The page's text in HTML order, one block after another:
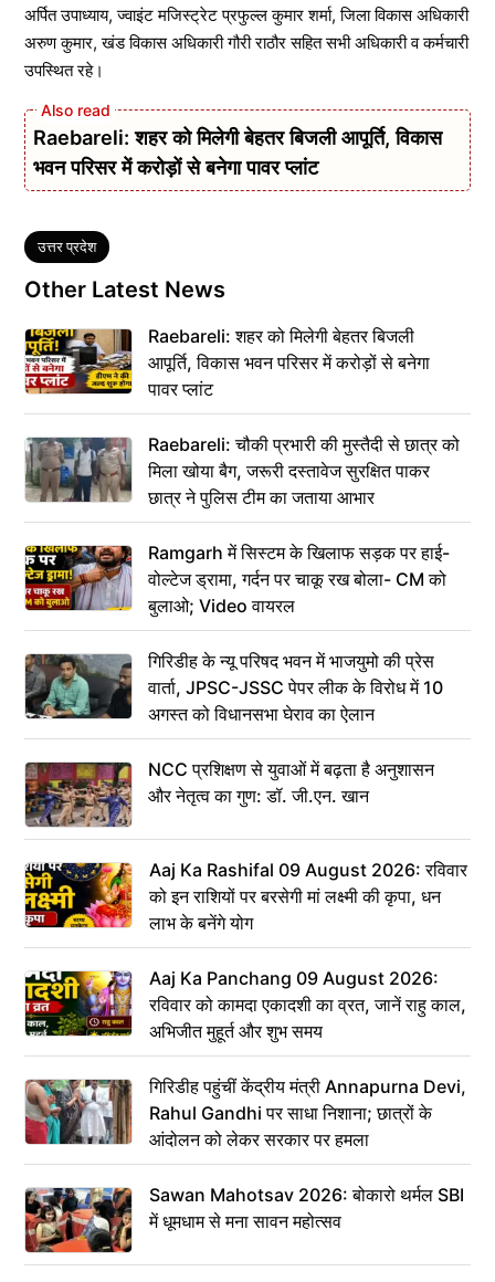
अर्पित उपाध्याय, ज्वाइंट मजिस्ट्रेट प्रफुल्ल कुमार शर्मा, जिला विकास अधिकारी
अरुण कुमार, खंड विकास अधिकारी गौरी राठौर सहित सभी अधिकारी व कर्मचारी
उपस्थित रहे।
Raebareli: शहर को मिलेगी बेहतर बिजली आपूर्ति, विकास
भवन परिसर में करोड़ों से बनेगा पावर प्लांट
Tags
उत्तर प्रदेश
Other Latest News
Raebareli: शहर को मिलेगी बेहतर बिजली
आपूर्ति, विकास भवन परिसर में करोड़ों से बनेगा
पावर प्लांट
Raebareli: चौकी प्रभारी की मुस्तैदी से छात्र को
मिला खोया बैग, जरूरी दस्तावेज सुरक्षित पाकर
छात्र ने पुलिस टीम का जताया आभार
Ramgarh में सिस्टम के खिलाफ सड़क पर हाई-
वोल्टेज ड्रामा, गर्दन पर चाकू रख बोला- CM को
बुलाओ; Video वायरल
गिरिडीह के न्यू परिषद भवन में भाजयुमो की प्रेस
वार्ता, JPSC-JSSC पेपर लीक के विरोध में 10
अगस्त को विधानसभा घेराव का ऐलान
NCC प्रशिक्षण से युवाओं में बढ़ता है अनुशासन
और नेतृत्व का गुण: डॉ. जी.एन. खान
Aaj Ka Rashifal 09 August 2026: रविवार
को इन राशियों पर बरसेगी मां लक्ष्मी की कृपा, धन
लाभ के बनेंगे योग
Aaj Ka Panchang 09 August 2026:
रविवार को कामदा एकादशी का व्रत, जानें राहु काल,
अभिजीत मुहूर्त और शुभ समय
गिरिडीह पहुंचीं केंद्रीय मंत्री Annapurna Devi,
Rahul Gandhi पर साधा निशाना; छात्रों के
आंदोलन को लेकर सरकार पर हमला
Sawan Mahotsav 2026: बोकारो थर्मल SBI
में धूमधाम से मना सावन महोत्सव